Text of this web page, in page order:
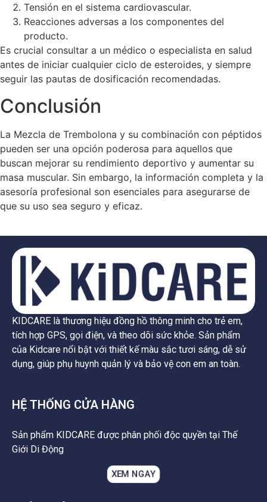
Tensión en el sistema cardiovascular.
Reacciones adversas a los componentes del
producto.
Es crucial consultar a un médico o especialista en salud
antes de iniciar cualquier ciclo de esteroides, y siempre
seguir las pautas de dosificación recomendadas.
Conclusión
La Mezcla de Trembolona y su combinación con péptidos
pueden ser una opción poderosa para aquellos que
buscan mejorar su rendimiento deportivo y aumentar su
masa muscular. Sin embargo, la información completa y la
asesoría profesional son esenciales para asegurarse de
que su uso sea seguro y eficaz.
KIDCARE là thương hiệu đồng hồ thông minh cho trẻ em,
tích hợp GPS, gọi điện, và theo dõi sức khỏe. Sản phẩm
của Kidcare nổi bật với thiết kế màu sắc tươi sáng, dễ sử
dụng, giúp phụ huynh quản lý và bảo vệ con em an toàn.
HỆ THỐNG CỬA HÀNG
Sản phẩm KIDCARE được phân phối độc quyền tại Thế
Giới Di Động
XEM NGAY